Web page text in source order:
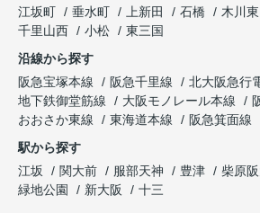
江坂町
垂水町 上新田 石橋 木川東
千里山西
小松
東三国
沿線から探す
阪急宝塚本線
阪急千里線
北大阪急行
地下鉄御堂筋線
大阪モノレール本線
おおさか東線
東海道本線 阪急箕面線
駅から探す
江坂
関大前 服部天神 豊津 柴原
緑地公園
新大阪 十三